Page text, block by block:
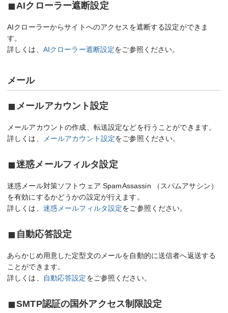
AIクローラー遮断設定
AIクローラーからサイトへのアクセスを遮断する設定ができま
す。
詳しくは、 AIクローラー遮断設定をご参照ください。
メール
メールアカウント設定
メールアカウントの作成、転送設定などを行うことができます。
詳しくは、
メールアカウント設定をご参照ください。
迷惑メールフィルタ設定
迷惑メール対策ソフトウェア SpamAssassin （スパムアサシン）
を有効にするかどうかの設定が行えます。
詳しくは、 迷惑メールフィルタ設定をご参照ください。
自動応答設定
あらかじめ用意した定型文のメールを自動的に送信者へ返送する
ことができます。
詳しくは、
自動応答設定をご参照ください。
SMTP認証の国外アクセス制限設定